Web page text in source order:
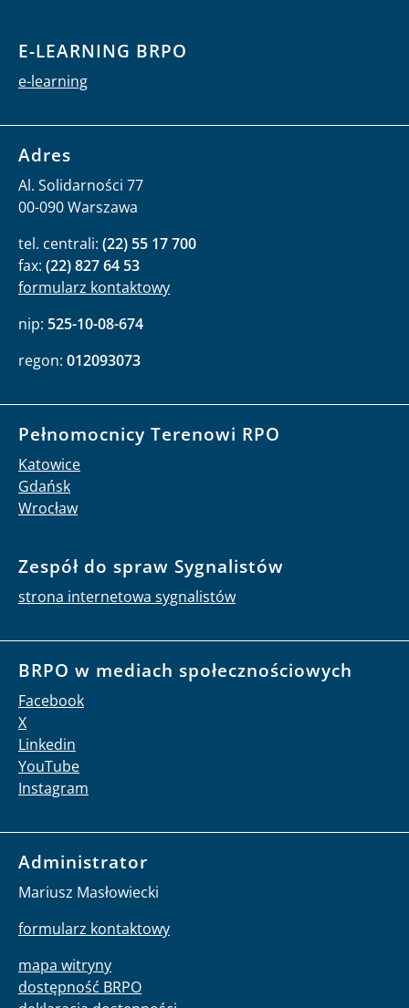
E-LEARNING BRPO
e-learning
Adres
Al. Solidarności 77
00-090 Warszawa
tel. centrali: (22) 55 17 700
fax: (22) 827 64 53
formularz kontaktowy
nip: 525-10-08-674
regon: 012093073
Pełnomocnicy Terenowi RPO
Katowice
Gdańsk
Wrocław
Zespół do spraw Sygnalistów
strona internetowa sygnalistów
BRPO w mediach społecznościowych
Facebook
X
Linkedin
YouTube
Instagram
Administrator
Mariusz Masłowiecki
formularz kontaktowy
mapa witryny
dostępność BRPO